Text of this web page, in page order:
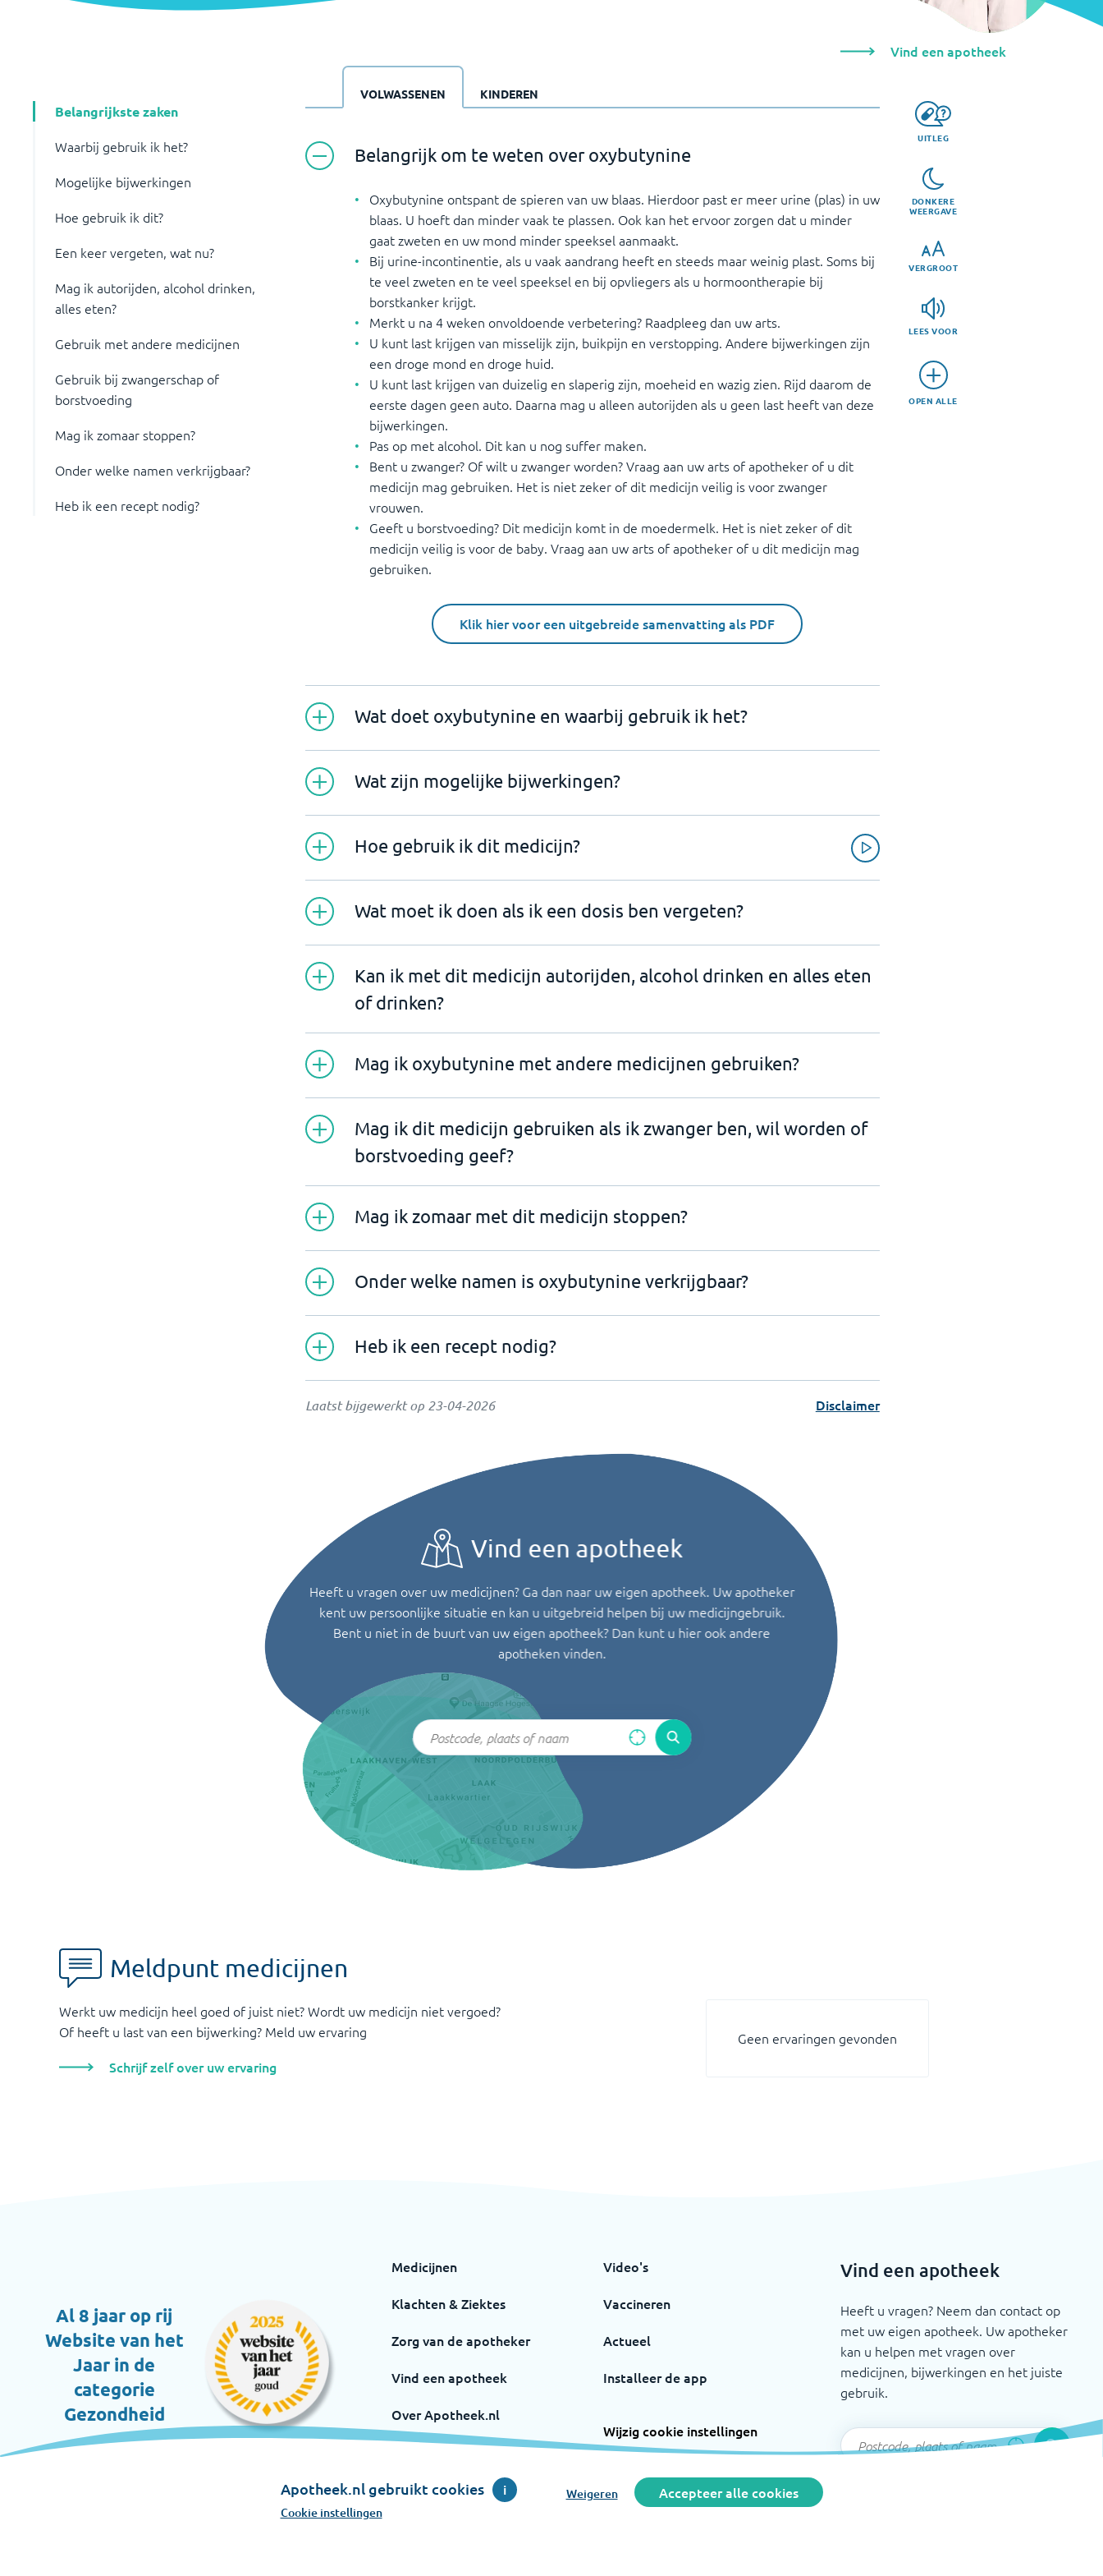
Vind een apotheek
Belangrijkste zaken
Waarbij gebruik ik het?
Mogelijke bijwerkingen
Hoe gebruik ik dit?
Een keer vergeten, wat nu?
Mag ik autorijden, alcohol drinken,
alles eten?
Gebruik met andere medicijnen
Gebruik bij zwangerschap of
borstvoeding
Mag ik zomaar stoppen?
Onder welke namen verkrijgbaar?
Heb ik een recept nodig?
UITLEG
DONKERE
WEERGAVE
VERGROOT
LEES VOOR
OPEN ALLE
VOLWASSENEN KINDEREN
Belangrijk om te weten over oxybutynine
Oxybutynine ontspant de spieren van uw blaas. Hierdoor past er meer urine (plas) in uw
blaas. U hoeft dan minder vaak te plassen. Ook kan het ervoor zorgen dat u minder
gaat zweten en uw mond minder speeksel aanmaakt.
Bij urine-incontinentie, als u vaak aandrang heeft en steeds maar weinig plast. Soms bij
te veel zweten en te veel speeksel en bij opvliegers als u hormoontherapie bij
borstkanker krijgt.
Merkt u na 4 weken onvoldoende verbetering? Raadpleeg dan uw arts.
U kunt last krijgen van misselijk zijn, buikpijn en verstopping. Andere bijwerkingen zijn
een droge mond en droge huid.
U kunt last krijgen van duizelig en slaperig zijn, moeheid en wazig zien. Rijd daarom de
eerste dagen geen auto. Daarna mag u alleen autorijden als u geen last heeft van deze
bijwerkingen.
Pas op met alcohol. Dit kan u nog suffer maken.
Bent u zwanger? Of wilt u zwanger worden? Vraag aan uw arts of apotheker of u dit
medicijn mag gebruiken. Het is niet zeker of dit medicijn veilig is voor zwanger
vrouwen.
Geeft u borstvoeding? Dit medicijn komt in de moedermelk. Het is niet zeker of dit
medicijn veilig is voor de baby. Vraag aan uw arts of apotheker of u dit medicijn mag
gebruiken.
Klik hier voor een uitgebreide samenvatting als PDF
Wat doet oxybutynine en waarbij gebruik ik het?
Wat zijn mogelijke bijwerkingen?
Hoe gebruik ik dit medicijn?
Wat moet ik doen als ik een dosis ben vergeten?
Kan ik met dit medicijn autorijden, alcohol drinken en alles eten
of drinken?
Mag ik oxybutynine met andere medicijnen gebruiken?
Mag ik dit medicijn gebruiken als ik zwanger ben, wil worden of
borstvoeding geef?
Mag ik zomaar met dit medicijn stoppen?
Onder welke namen is oxybutynine verkrijgbaar?
Heb ik een recept nodig?
Laatst bijgewerkt op 23-04-2026 Disclaimer
Vind een apotheek
Heeft u vragen over uw medicijnen? Ga dan naar uw eigen apotheek. Uw apotheker
kent uw persoonlijke situatie en kan u uitgebreid helpen bij uw medicijngebruik.
Bent u niet in de buurt van uw eigen apotheek? Dan kunt u hier ook andere
apotheken vinden.
Meldpunt medicijnen
Werkt uw medicijn heel goed of juist niet? Wordt uw medicijn niet vergoed?
Of heeft u last van een bijwerking? Meld uw ervaring
Schrijf zelf over uw ervaring
Geen ervaringen gevonden
Al 8 jaar op rij
Website van het
Jaar in de
categorie
Gezondheid
Medicijnen
Klachten & Ziektes
Zorg van de apotheker
Vind een apotheek
Over Apotheek.nl
Video's
Vaccineren
Actueel
Installeer de app
Wijzig cookie instellingen
Vind een apotheek
Heeft u vragen? Neem dan contact op
met uw eigen apotheek. Uw apotheker
kan u helpen met vragen over
medicijnen, bijwerkingen en het juiste
gebruik.
Apotheek.nl gebruikt cookies i
Cookie instellingen
Weigeren Accepteer alle cookies